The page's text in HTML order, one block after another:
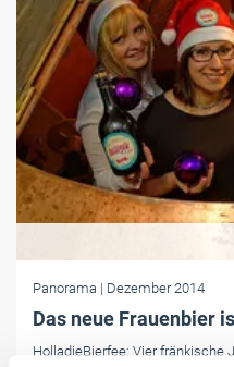
Panorama | Dezember 2014
Das neue Frauenbier
HolladieBierfee: Vier fränkische